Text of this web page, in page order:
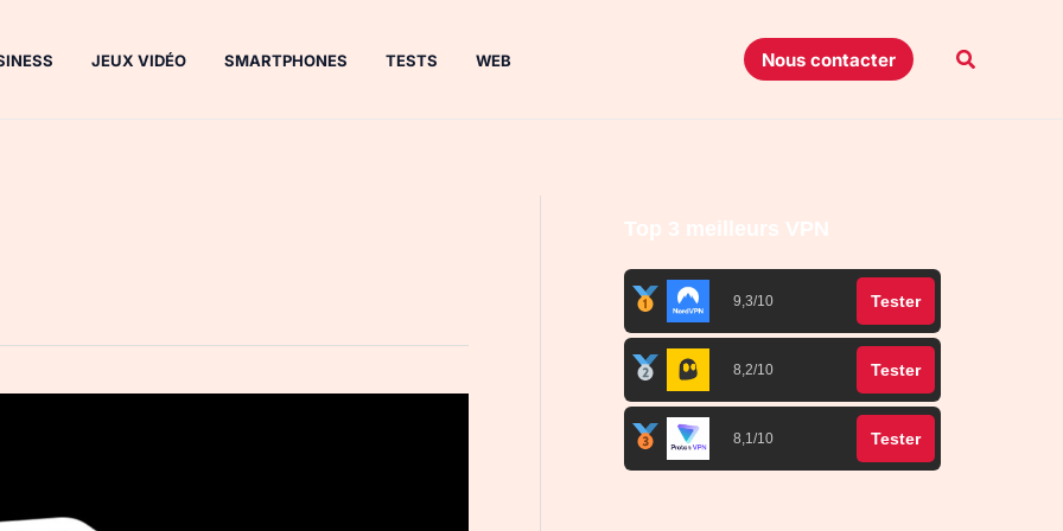
JEUX VIDÉO SMARTPHONES TESTS WEB Nous contacter
Top 3 meilleurs VPN
9,3/10 Tester
8,2/10 Tester
8,1/10 Tester